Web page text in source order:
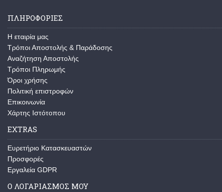
ΠΛΗΡΟΦΟΡΊΕΣ
Η εταιρία μας
Τρόποι Αποστολής & Παράδοσης
Αναζήτηση Αποστολής
Τρόποι Πληρωμής
Όροι χρήσης
Πολιτική επιστροφών
Επικοινωνία
Χάρτης Ιστότοπου
EXTRAS
Ευρετήριο Κατασκευαστών
Προσφορές
Εργαλεία GDPR
Ο ΛΟΓΑΡΙΑΣΜΌΣ ΜΟΥ